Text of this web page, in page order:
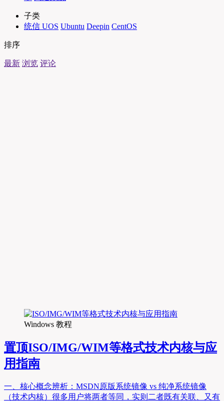
子类
统信 UOS Ubuntu Deepin CentOS
排序
最新 浏览 评论
Windows 教程
置顶ISO/IMG/WIM等格式技术内核与应
用指南
一、核心概念辨析：MSDN原版系统镜像 vs 纯净系统镜像
（技术内核）很多用户将两者等同，实则二者既有关联、又有